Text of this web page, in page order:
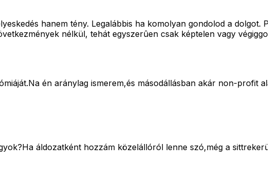
hanem tény. Legalábbis ha komolyan gondolod a
nélkül, tehát egyszerûen csak képtelen vagy
én aránylag ismerem,és másodállásban akár non-profit
áldozatként hozzám közelállóról lenne szó,még a